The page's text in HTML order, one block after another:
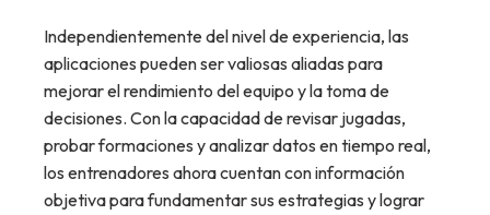
Independientemente del nivel de experiencia, las
aplicaciones pueden ser valiosas aliadas para
mejorar el rendimiento del equipo y la toma de
decisiones. Con la capacidad de revisar jugadas,
probar formaciones y analizar datos en tiempo real,
los entrenadores ahora cuentan con información
objetiva para fundamentar sus estrategias y lograr